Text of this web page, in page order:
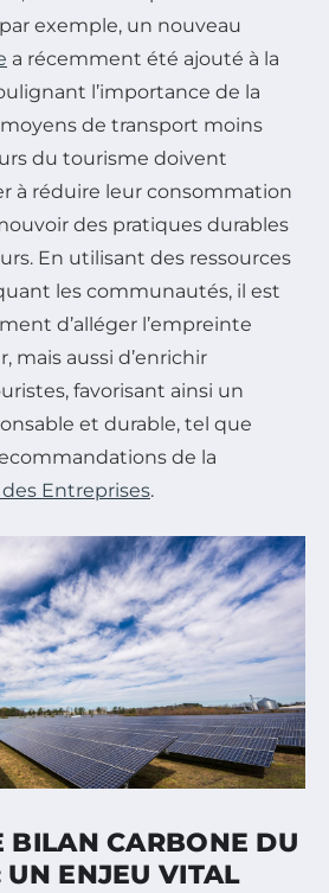
exemple, un nouveau
a récemment été ajouté à la
l’importance de la
de transport moins
du tourisme doivent
à réduire leur consommation
des pratiques durables
En utilisant des ressources
les communautés, il est
d’alléger l’empreinte
mais aussi d’enrichir
favorisant ainsi un
et durable, tel que
de la
Entreprises.
BILAN CARBONE DU
UN ENJEU VITAL